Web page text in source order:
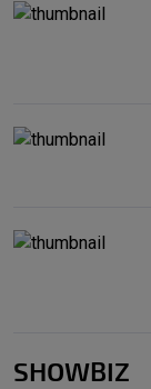
SHOWBIZ